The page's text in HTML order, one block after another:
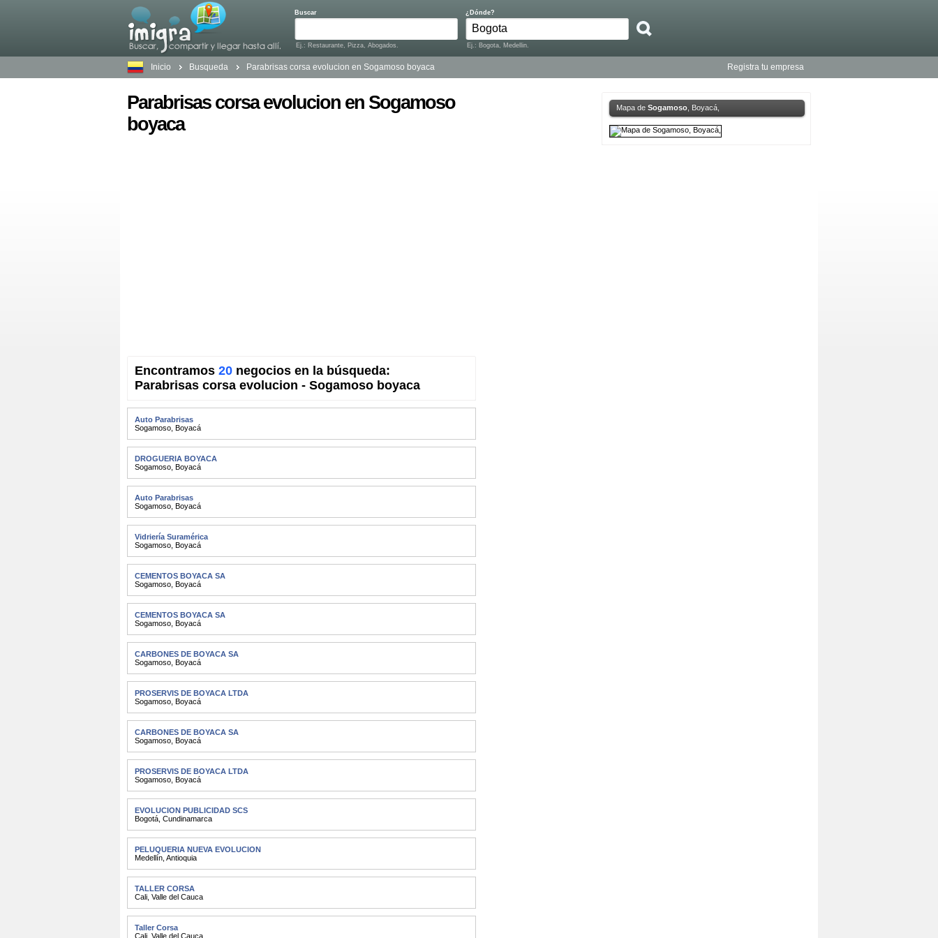
Buscar
Ej.: Restaurante, Pizza, Abogados.
¿Dónde?
Ej.: Bogota, Medellin.
Inicio Busqueda Parabrisas corsa evolucion en Sogamoso boyaca Registra tu empresa
Parabrisas corsa evolucion en Sogamoso
boyaca
Encontramos 20 negocios en la búsqueda:
Parabrisas corsa evolucion - Sogamoso boyaca
Auto Parabrisas
Sogamoso Boyacá
DROGUERIA BOYACA
Sogamoso Boyacá
Auto Parabrisas
Sogamoso Boyacá
Vidriería Suramérica
Sogamoso Boyacá
CEMENTOS BOYACA SA
Sogamoso Boyacá
CEMENTOS BOYACA SA
Sogamoso Boyacá
CARBONES DE BOYACA SA
Sogamoso Boyacá
PROSERVIS DE BOYACA LTDA
Sogamoso Boyacá
CARBONES DE BOYACA SA
Sogamoso Boyacá
PROSERVIS DE BOYACA LTDA
Sogamoso Boyacá
EVOLUCION PUBLICIDAD SCS
Bogotá Cundinamarca
PELUQUERIA NUEVA EVOLUCION
Medellín Antioquia
TALLER CORSA
Cali Valle del Cauca
Taller Corsa
Cali Valle del Cauca
Mapa de Sogamoso , Boyacá,